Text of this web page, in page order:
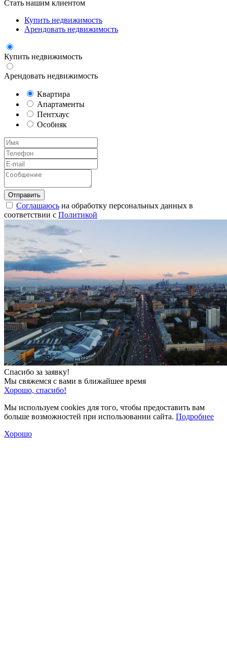
Стать нашим клиентом
Купить недвижимость
Арендовать недвижимость
Купить недвижимость
Арендовать недвижимость
Квартира
Апартаменты
Пентхаус
Особняк
Соглашаюсь на обработку персональных данных в
соответствии с Политикой
Спасибо за заявку!
Мы свяжемся с вами в ближайшее время
Хорошо, спасибо!
Мы используем cookies для того, чтобы предоставить вам
больше возможностей при использовании сайта. Подробнее
Хорошо